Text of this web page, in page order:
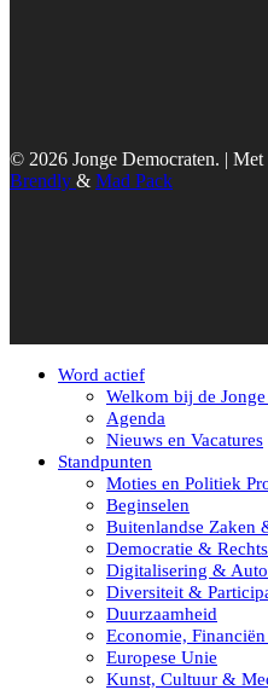
© 2026 Jonge Democraten. | Met
Brendly & Mad Pack
Word actief
Welkom bij de
Agenda
Nieuws en Vacatures
Standpunten
Moties en Politiek
Beginselen
Buitenlandse Zaken
Democratie &
Digitalisering &
Diversiteit &
Duurzaamheid
Economie,
Europese Unie
Kunst, Cultuur &